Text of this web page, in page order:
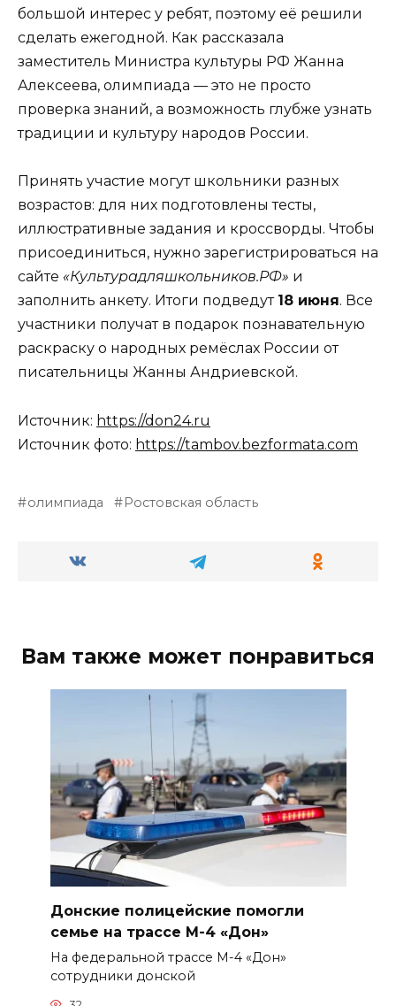
большой интерес у ребят, поэтому её решили
сделать ежегодной. Как рассказала
заместитель Министра культуры РФ Жанна
Алексеева, олимпиада — это не просто
проверка знаний, а возможность глубже узнать
традиции и культуру народов России.
Принять участие могут школьники разных
возрастов: для них подготовлены тесты,
иллюстративные задания и кроссворды. Чтобы
присоединиться, нужно зарегистрироваться на
сайте «Культурадляшкольников.РФ» и
заполнить анкету. Итоги подведут 18 июня. Все
участники получат в подарок познавательную
раскраску о народных ремёслах России от
писательницы Жанны Андриевской.
Источник: https://don24.ru
Источник фото: https://tambov.bezformata.com
олимпиада Ростовская область
Вам также может понравиться
Донские полицейские помогли
семье на трассе М-4 «Дон»
На федеральной трассе М-4 «Дон»
сотрудники донской